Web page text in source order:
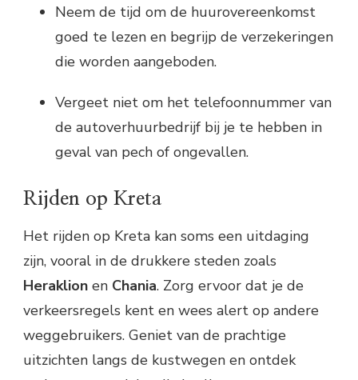
Neem de tijd om de huurovereenkomst
goed te lezen en begrijp de verzekeringen
die worden aangeboden.
Vergeet niet om het telefoonnummer van
de autoverhuurbedrijf bij je te hebben in
geval van pech of ongevallen.
Rijden op Kreta
Het rijden op Kreta kan soms een uitdaging
zijn, vooral in de drukkere steden zoals
Heraklion en Chania. Zorg ervoor dat je de
verkeersregels kent en wees alert op andere
weggebruikers. Geniet van de prachtige
uitzichten langs de kustwegen en ontdek